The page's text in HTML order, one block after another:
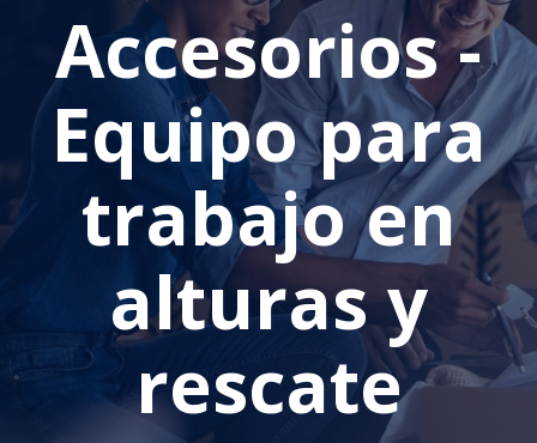
Accesorios -
Equipo para
trabajo en
alturas y
rescate